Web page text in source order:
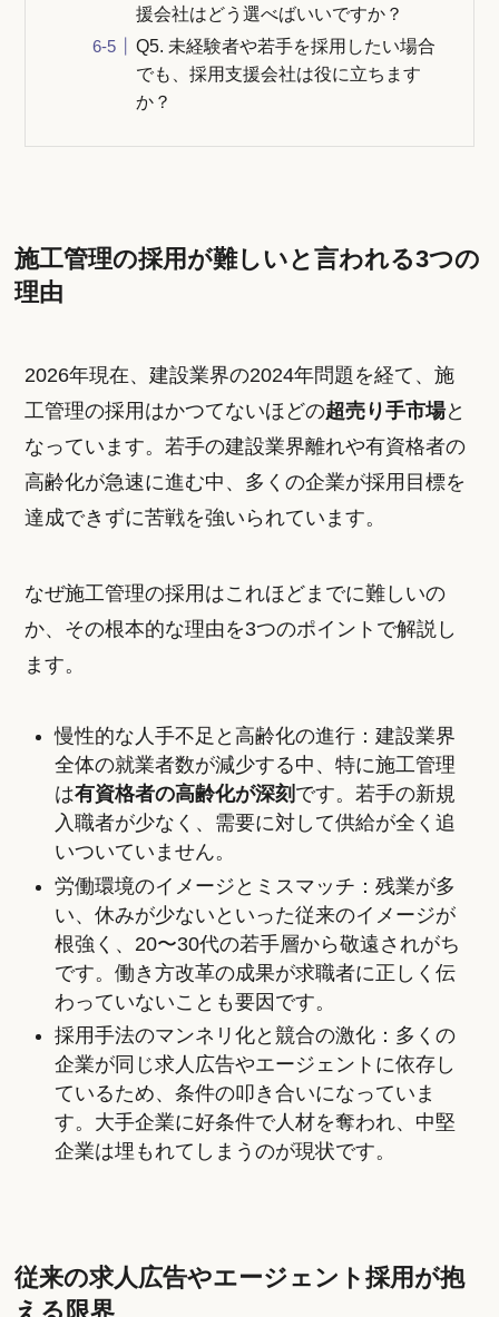
援会社はどう選べばいいですか？
Q5. 未経験者や若手を採用したい場合
でも、採用支援会社は役に立ちます
か？
施工管理の採用が難しいと言われる3つの
理由
2026年現在、建設業界の2024年問題を経て、施
工管理の採用はかつてないほどの超売り手市場と
なっています。若手の建設業界離れや有資格者の
高齢化が急速に進む中、多くの企業が採用目標を
達成できずに苦戦を強いられています。
なぜ施工管理の採用はこれほどまでに難しいの
か、その根本的な理由を3つのポイントで解説し
ます。
慢性的な人手不足と高齢化の進行：建設業界
全体の就業者数が減少する中、特に施工管理
は有資格者の高齢化が深刻 です。若手の新規
入職者が少なく、需要に対して供給が全く追
いついていません。
労働環境のイメージとミスマッチ：残業が多
い、休みが少ないといった従来のイメージが
根強く、20〜30代の若手層から敬遠されがち
です。働き方改革の成果が求職者に正しく伝
わっていないことも要因です。
採用手法のマンネリ化と競合の激化：多くの
企業が同じ求人広告やエージェントに依存し
ているため、条件の叩き合いになっていま
す。大手企業に好条件で人材を奪われ、中堅
企業は埋もれてしまうのが現状です。
従来の求人広告やエージェント採用が抱